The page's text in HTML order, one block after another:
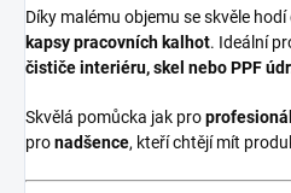
Díky malému objemu se skvěle hodí
kapsy pracovních kalhot. Ideální
čističe interiéru, skel nebo PPF
Skvělá pomůcka jak pro
pronadšence, kteří chtějí mít